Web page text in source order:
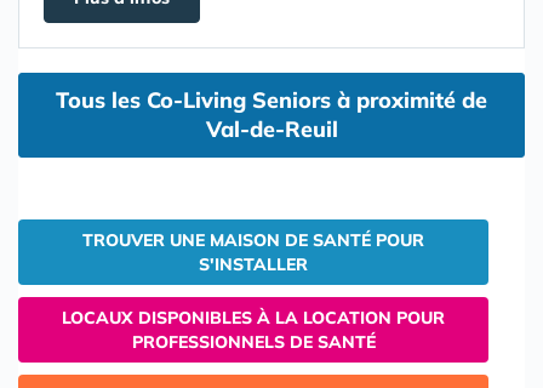
Tous les Co-Living Seniors à proximité de
Val-de-Reuil
TROUVER UNE MAISON DE SANTÉ POUR
S'INSTALLER
LOCAUX DISPONIBLES À LA LOCATION POUR
PROFESSIONNELS DE SANTÉ